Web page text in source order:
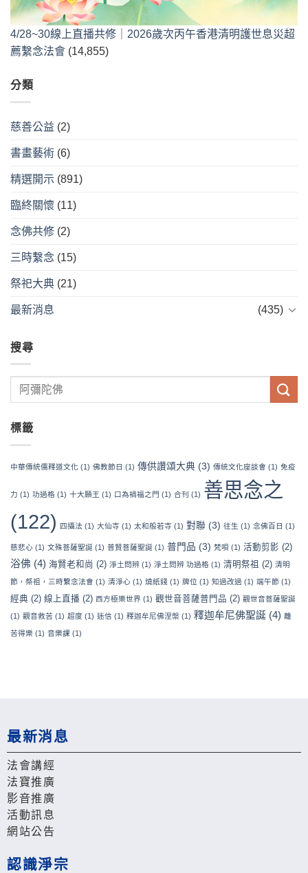
4/28~30線上直播共修｜2026歲次丙午香港清明護世息災超
薦繫念法會 (14,855)
分類
慈善公益 (2)
書畫藝術 (6)
精選開示 (891)
臨終關懷 (11)
念佛共修 (2)
三時繫念 (15)
祭祀大典 (21)
最新消息 (435)
搜尋
標籤
中華傳統儒釋道文化 (1) 佛教節日 (1) 傳供讚頌大典 (3) 傳統文化座談會 (1) 免疫
力 (1) 功過格 (1) 十大願王 (1) 口為禍福之門 (1) 合刊 (1) 善思念之
(122) 四攝法 (1) 大仙寺 (1) 太和般若寺 (1) 對聯 (3) 往生 (1) 念佛百日 (1)
慈悲心 (1) 文殊菩薩聖誕 (1) 普賢菩薩聖誕 (1) 普門品 (3) 梵唄 (1) 活動剪影 (2)
浴佛 (4) 海賢老和尚 (2) 淨土問辨 (1) 淨土問辨 功過格 (1) 清明祭祖 (2) 清明
節，祭祖，三時繫念法會 (1) 清淨心 (1) 燒紙錢 (1) 牌位 (1) 知過改過 (1) 端午節 (1)
經典 (2) 線上直播 (2) 西方極樂世界 (1) 觀世音菩薩普門品 (2) 觀世音菩薩聖誕
(1) 觀音救苦 (1) 超度 (1) 迷信 (1) 釋迦牟尼佛涅槃 (1) 釋迦牟尼佛聖誕 (4) 離
苦得樂 (1) 音樂課 (1)
最新消息
法會講經
法寶推廣
影音推廣
活動訊息
網站公告
認識淨宗